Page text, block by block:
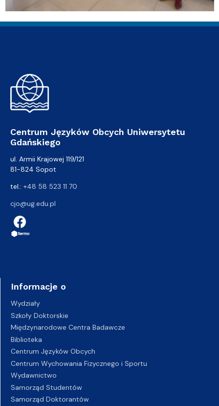
Centrum Języków Obcych Uniwersytetu
Gdańskiego
ul. Armii Krajowej 119/121
81-824 Sopot
tel.: +48 58 523 11 70
cjo@ug.edu.pl
Informacje o
Wydziały
Szkoły Doktorskie
Międzynarodowe Centra Badawcze
Biblioteka
Centrum Języków Obcych
Centrum Wychowania Fizycznego i Sportu
Wydawnictwo
Samorząd Studentów
Samorząd Doktorantów